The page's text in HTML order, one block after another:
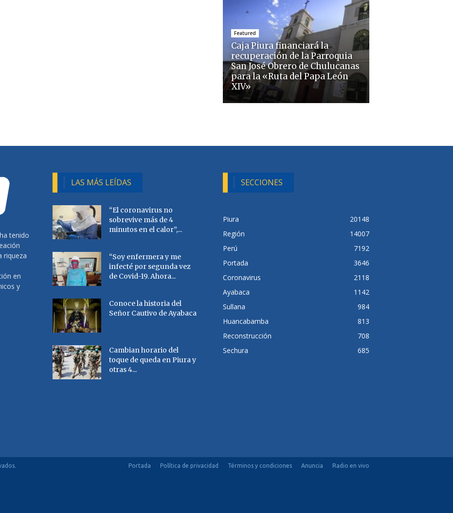
Featured
Caja Piura financiará la
recuperación de la Parroquia
San José Obrero de Chulucanas
para la «Ruta del Papa León
XIV»
tenido
riqueza
en
y
LAS MÁS LEÍDAS
“El coronavirus no
sobrevive más de 4
minutos en el calor”,...
“Soy enfermera y me
infecté por segunda vez
de Covid-19. Ahora...
Conoce la historia del
Señor Cautivo de Ayabaca
Cambian horario del
toque de queda en Piura y
otras 4...
SECCIONES
Piura
20148
Región
14007
Perú
7192
Portada
3646
Coronavirus
2118
Ayabaca
1142
Sullana
984
Huancabamba
813
Reconstrucción
708
Sechura
685
Portada Política de privacidad Términos y condiciones Anuncia Radio en vivo